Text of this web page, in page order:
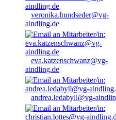
veronika.hundseder@vg-
aindling.de
eva.katzenschwanz@vg-
aindling.de
andrea.ledabyll@vg-